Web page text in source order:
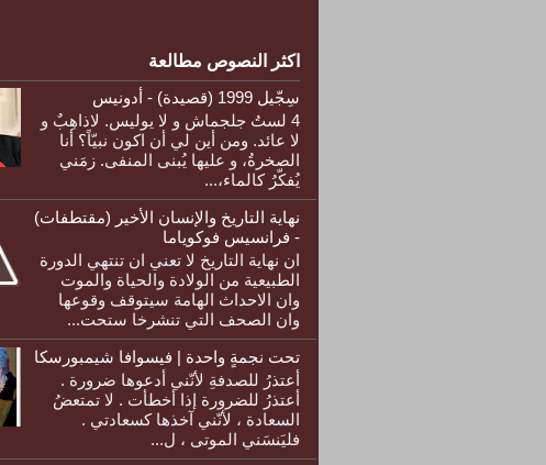
اكثر النصوص مطالعة
سِجّيل 1999 (قصيدة) - أدونيس
4 لستُ جلجماش و لا يوليس. لاذاهِبٌ و
لا عائد. ومن أين لي أن اكون نبيّاً؟ أنا
الصخرةُ، و عليها يُبنى المنفى. زمَني
يُفكّرُ كالماء،...
نهاية التاريخ والإنسان الأخير (مقتطفات)
- فرانسيس فوكوياما
ان نهاية التاريخ لا تعني ان تنتهي الدورة
الطبيعية من الولادة والحياة والموت
وان الاحداث الهامة سيتوقف وقوعها
وان الصحف التي تنشرخا ستحت...
تحت نجمةٍ واحدة | فيسوافا شيمبورسكا
أعتذرُ للصدفةِ لأنّني أدعوها ضرورة .
أعتذرُ للضرورة إذا أخطأت . لا تمتعضُ
السعادة ، لأنّني آخذها كسعادتي .
فليَنسَني الموتى ، ل...